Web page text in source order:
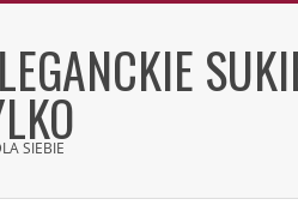
SIEBIE